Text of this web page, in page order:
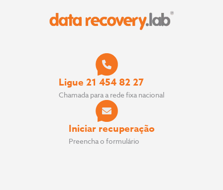
Ligue 21 454 82 27
Chamada para a rede fixa nacional
Iniciar recuperação
Preencha o formulário